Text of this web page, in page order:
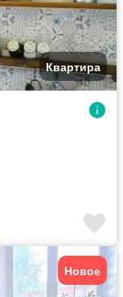
Квартира
Новое